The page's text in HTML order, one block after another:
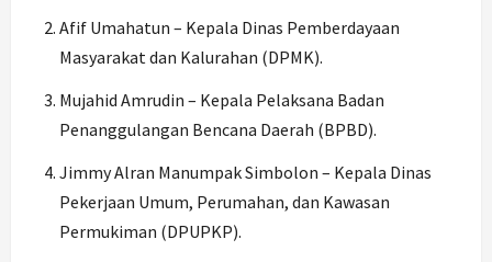
Afif Umahatun – Kepala Dinas Pemberdayaan
Masyarakat dan Kalurahan (DPMK).
Mujahid Amrudin – Kepala Pelaksana Badan
Penanggulangan Bencana Daerah (BPBD).
Jimmy Alran Manumpak Simbolon – Kepala Dinas
Pekerjaan Umum, Perumahan, dan Kawasan
Permukiman (DPUPKP).